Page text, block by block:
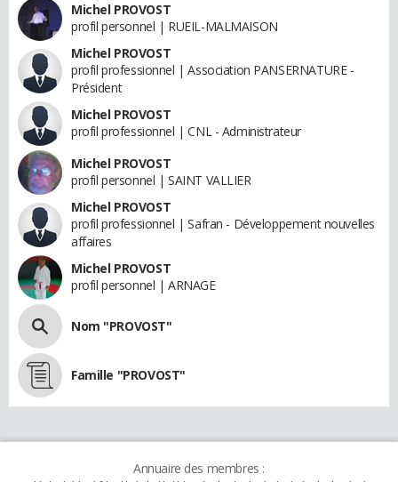
Michel PROVOST
profil personnel | RUEIL-MALMAISON
Michel PROVOST
profil professionnel | Association PANSERNATURE -
Président
Michel PROVOST
profil professionnel | CNL - Administrateur
Michel PROVOST
profil personnel | SAINT VALLIER
Michel PROVOST
profil professionnel | Safran - Développement nouvelles
affaires
Michel PROVOST
profil personnel | ARNAGE
Nom "PROVOST"
Famille "PROVOST"
Annuaire des membres :